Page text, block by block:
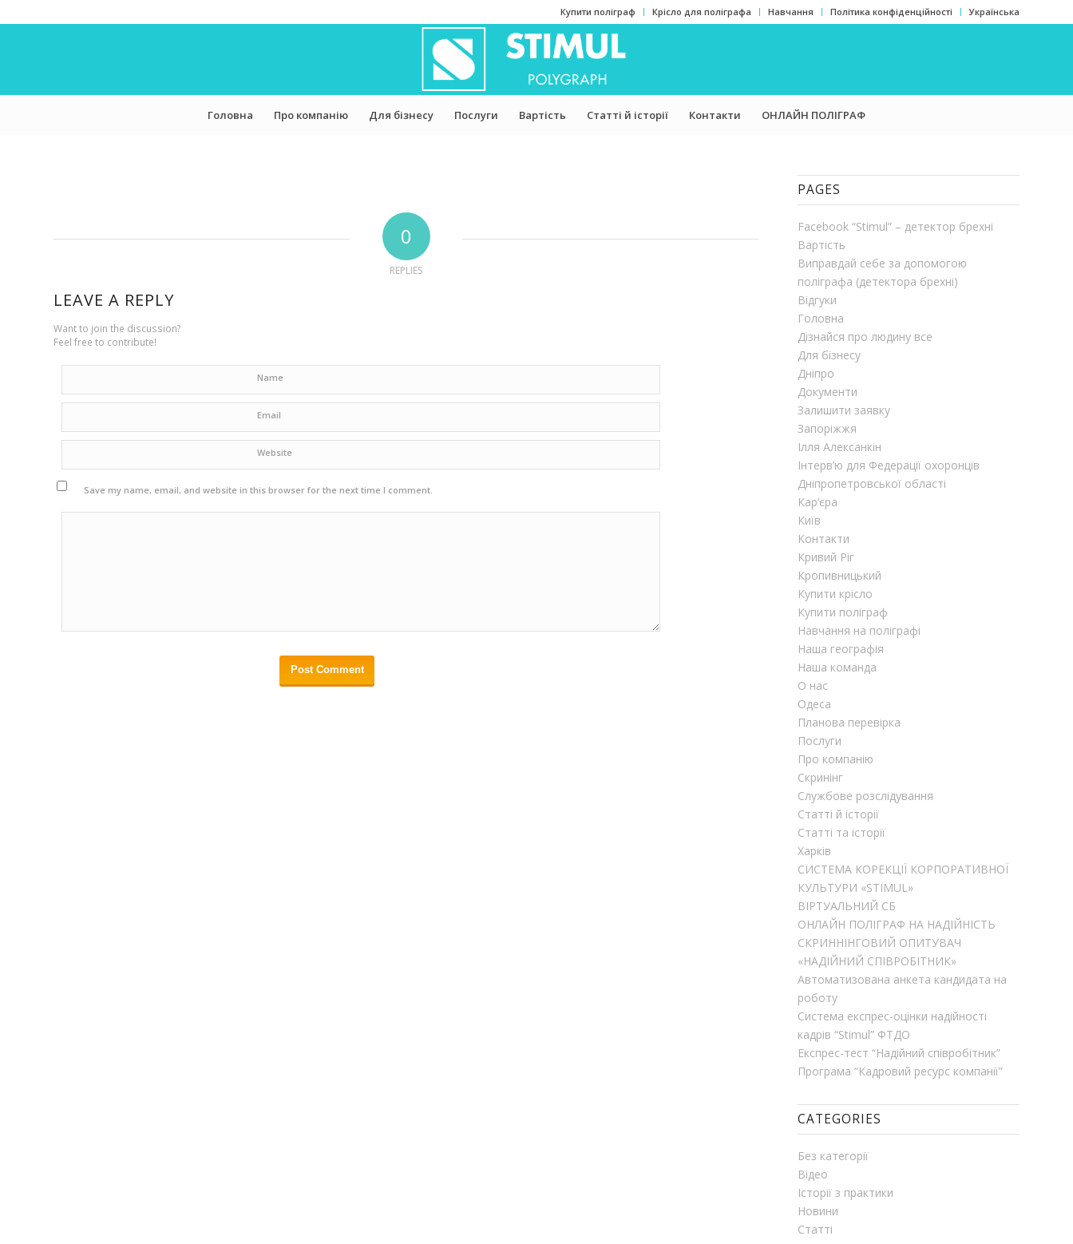
Купити поліграф Крісло для поліграфа Навчання Політика конфіденційності Українська
Головна Про компанію Для бізнесу Послуги Вартість Статті й історії Контакти ОНЛАЙН ПОЛІГРАФ
0
REPLIES
LEAVE A REPLY
Want to join the discussion?
Feel free to contribute!
Name
Email
Website
Save my name, email, and website in this browser for the next time I comment.
PAGES
Facebook “Stimul” – детектор брехні
Вартість
Виправдай себе за допомогою
поліграфа (детектора брехні)
Відгуки
Головна
Дізнайся про людину все
Для бізнесу
Дніпро
Документи
Залишити заявку
Запоріжжя
Ілля Алексанкін
Інтерв’ю для Федерації охоронців
Дніпропетровської області
Кар’єра
Київ
Контакти
Кривий Ріг
Кропивницький
Купити крісло
Купити поліграф
Навчання на поліграфі
Наша географія
Наша команда
О нас
Одеса
Планова перевірка
Послуги
Про компанію
Скринінг
Службове розслідування
Статті й історії
Статті та історії
Харків
CИСТЕМА КОРЕКЦІЇ КОРПОРАТИВНОЇ
КУЛЬТУРИ «STIMUL»
ВІРТУАЛЬНИЙ СБ
ОНЛАЙН ПОЛІГРАФ НА НАДІЙНІСТЬ
СКРИННІНГОВИЙ ОПИТУВАЧ
«НАДІЙНИЙ СПІВРОБІТНИК»
Автоматизована анкета кандидата на
роботу
Система експрес-оцінки надійності
кадрів “Stimul” ФТДО
Експрес-тест “Надійний співробітник”
Програма “Кадровий ресурс компанії”
CATEGORIES
Без категорії
Відео
Історії з практики
Новини
Статті